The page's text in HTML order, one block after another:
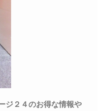
ジ２４のお得な情報や